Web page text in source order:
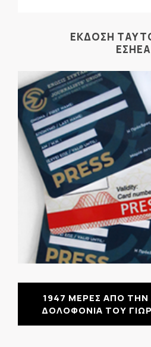
ΕΚΔΟΣΗ
ΕΣΗΕΑ
1947 ΜΕΡΕΣ ΑΠΟ ΤΗΝ
ΔΟΛΟΦΟΝΙΑ ΤΟΥ